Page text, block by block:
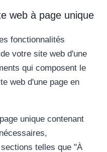
web à page unique
fonctionnalités
votre site web d'une
qui composent le
web d'une page en
unique contenant
telles que "À